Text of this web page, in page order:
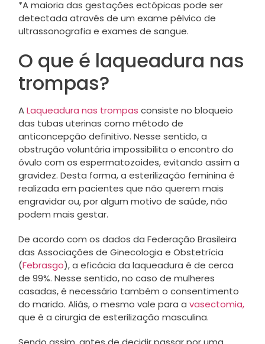
*A maioria das gestações ectópicas pode ser
detectada através de um exame pélvico de
ultrassonografia e exames de sangue.
O que é laqueadura nas
trompas?
ALaqueadura nas trompas consiste no bloqueio
das tubas uterinas como método de
anticoncepção definitivo. Nesse sentido, a
obstrução voluntária impossibilita o encontro do
óvulo com os espermatozoides, evitando assim a
gravidez. Desta forma, a esterilização feminina é
realizada em pacientes que não querem mais
engravidar ou, por algum motivo de saúde, não
podem mais gestar.
De acordo com os dados da Federação Brasileira
das Associações de Ginecologia e Obstetrícia
(Febrasgo), a eficácia da laqueadura é de cerca
de 99%. Nesse sentido, no caso de mulheres
casadas, é necessário também o consentimento
do marido. Aliás, o mesmo vale para a vasectomia,
que é a cirurgia de esterilização masculina.